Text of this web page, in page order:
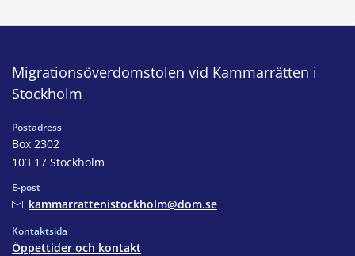
Migrationsöverdomstolen vid Kammarrätten i
Stockholm
Postadress
Box 2302
103 17 Stockholm
E-post
kammarrattenistockholm@dom.se
Kontaktsida
Öppettider och kontakt